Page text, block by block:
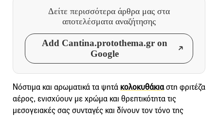
Δείτε περισσότερα άρθρα μας στα
αποτελέσματα αναζήτησης
Add Cantina.protothema.gr on
Google
Νόστιμα και αρωματικά τα ψητά κολοκυθάκιαστη φριτέζα
αέρος, ενισχύουν με χρώμα και θρεπτικότητα τις
μεσογειακές σας συνταγές και δίνουν τον τόνο της